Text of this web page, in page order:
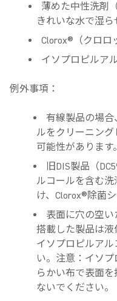
薄めた中性洗剤
きれいな水で湿ら
Clorox®（クロロ
イソプロピルア
例外事項 ：
有線製品の場
ルをクリーニン
可能性があります。
旧DIS製品（
ルコールを含む
け、Clorox®除菌
表面に穴の空
搭載した製品は
イソプロピルア
い。注意：イソ
らかい布で表面
ないでください。